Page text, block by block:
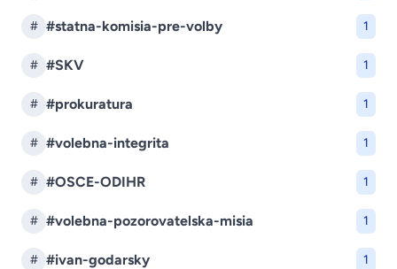
# #statna-komisia-pre-volby 1
# #SKV 1
# #prokuratura 1
# #volebna-integrita 1
# #OSCE-ODIHR 1
# #volebna-pozorovatelska-misia 1
# #ivan-godarsky 1